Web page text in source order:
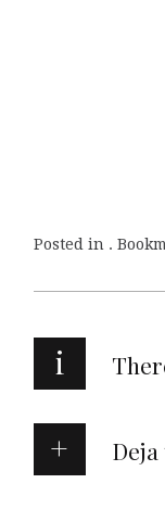
Posted in .
i
Deja